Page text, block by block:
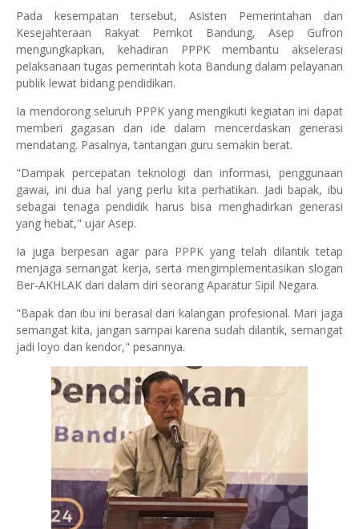
Pada kesempatan tersebut, Asisten Pemerintahan dan
Kesejahteraan Rakyat Pemkot Bandung, Asep Gufron
mengungkapkan, kehadiran PPPK membantu akselerasi
pelaksanaan tugas pemerintah kota Bandung dalam pelayanan
publik lewat bidang pendidikan.
Ia mendorong seluruh PPPK yang mengikuti kegiatan ini dapat
memberi gagasan dan ide dalam mencerdaskan generasi
mendatang. Pasalnya, tantangan guru semakin berat.
"Dampak percepatan teknologi dan informasi, penggunaan
gawai, ini dua hal yang perlu kita perhatikan. Jadi bapak, ibu
sebagai tenaga pendidik harus bisa menghadirkan generasi
yang hebat," ujar Asep.
Ia juga berpesan agar para PPPK yang telah dilantik tetap
menjaga semangat kerja, serta mengimplementasikan slogan
Ber-AKHLAK dari dalam diri seorang Aparatur Sipil Negara.
"Bapak dan ibu ini berasal dari kalangan profesional. Mari jaga
semangat kita, jangan sampai karena sudah dilantik, semangat
jadi loyo dan kendor," pesannya.